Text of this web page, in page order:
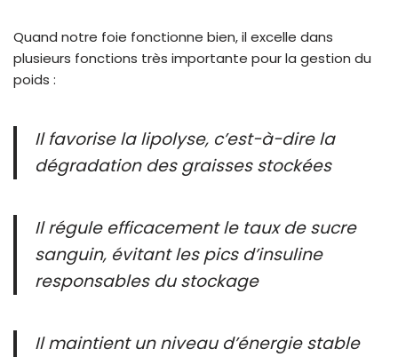
Quand notre foie fonctionne bien, il excelle dans
plusieurs fonctions très importante pour la gestion du
poids :
Il favorise la lipolyse, c’est-à-dire la
dégradation des graisses stockées
Il régule efficacement le taux de sucre
sanguin, évitant les pics d’insuline
responsables du stockage
Il maintient un niveau d’énergie stable